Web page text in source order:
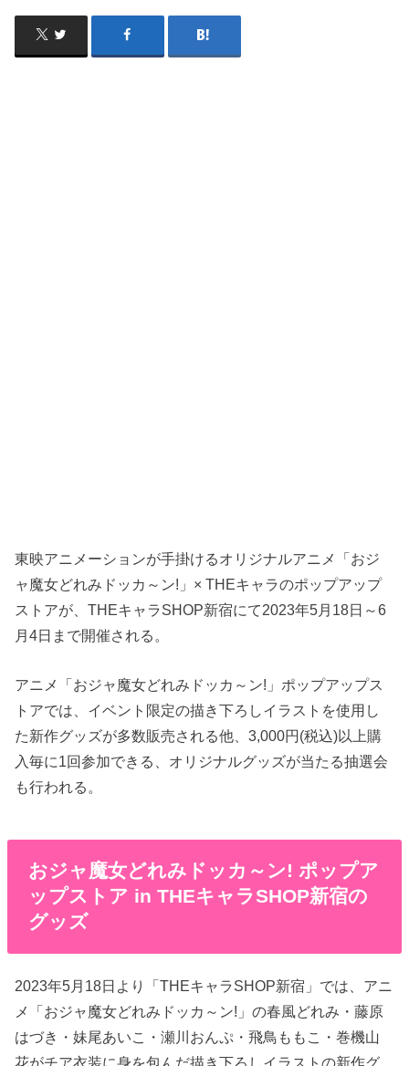
東映アニメーションが手掛けるオリジナルアニメ「おジ
ャ魔女どれみドッカ～ン!」× THEキャラのポップアップ
ストアが、THEキャラSHOP新宿にて2023年5月18日～6
月4日まで開催される。
アニメ「おジャ魔女どれみドッカ～ン!」ポップアップス
トアでは、イベント限定の描き下ろしイラストを使用し
た新作グッズが多数販売される他、3,000円(税込)以上購
入毎に1回参加できる、オリジナルグッズが当たる抽選会
も行われる。
おジャ魔女どれみドッカ～ン! ポップア
ップストア in THEキャラSHOP新宿の
グッズ
2023年5月18日より「THEキャラSHOP新宿」では、アニ
メ「おジャ魔女どれみドッカ～ン!」の春風どれみ・藤原
はづき・妹尾あいこ・瀬川おんぷ・飛鳥ももこ・巻機山
花がチア衣装に身を包んだ描き下ろしイラストの新作グ